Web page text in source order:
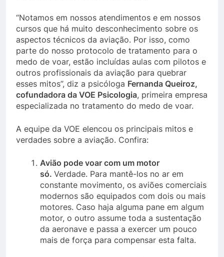
“Notamos em nossos atendimentos e em nossos
cursos que há muito desconhecimento sobre os
aspectos técnicos da aviação. Por isso, como
parte do nosso protocolo de tratamento para o
medo de voar, estão incluídas aulas com pilotos e
outros profissionais da aviação para quebrar
esses mitos”, diz a psicóloga Fernanda Queiroz,
cofundadora da VOE Psicologia, primeira empresa
especializada no tratamento do medo de voar.
A equipe da VOE elencou os principais mitos e
verdades sobre a aviação. Confira:
Avião pode voar com um motor
só. Verdade. Para mantê-los no ar em
constante movimento, os aviões comerciais
modernos são equipados com dois ou mais
motores. Caso haja alguma pane em algum
motor, o outro assume toda a sustentação
da aeronave e passa a exercer um pouco
mais de força para compensar esta falta.